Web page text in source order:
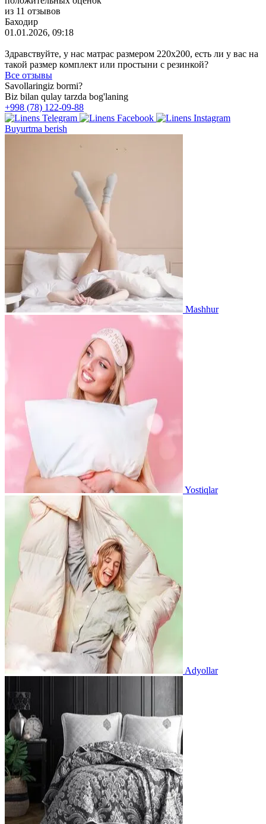
из 11 отзывов
Баходир
01.01.2026, 09:18
Здравствуйте, у нас матрас размером 220х200, есть ли у вас на
такой размер комплект или простыни с резинкой?
Все отзывы
Savollaringiz bormi?
Biz bilan qulay tarzda bog'laning
+998 (78) 122-09-88
Buyurtma berish
Mashhur
Yostiqlar
Adyollar